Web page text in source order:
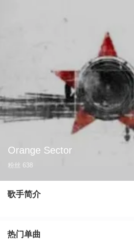
Orange Sector
粉丝 638
歌手简介
热门单曲